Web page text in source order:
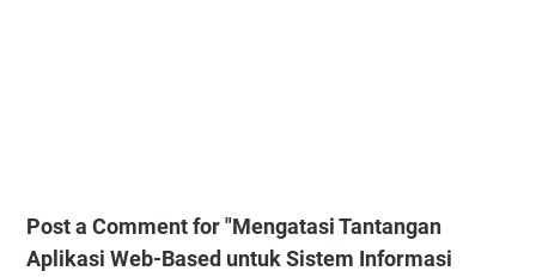
Post a Comment for "Mengatasi Tantangan
Aplikasi Web-Based untuk Sistem Informasi